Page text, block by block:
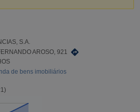
S.A.
AROSO, 921
de bens imobiliários